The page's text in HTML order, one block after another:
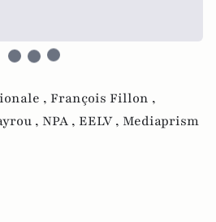
, François Fillon ,
, NPA , EELV , Mediaprism